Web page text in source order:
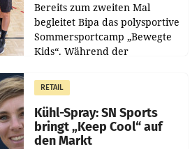
Bereits zum zweiten Mal
begleitet Bipa das polysportive
Sommersportcamp „Bewegte
Kids“. Während der
Juli und August versorgt das
Unternehmen Kinder sowie
RETAIL
Kühl-Spray: SN Sports
bringt „Keep Cool“ auf
den Markt